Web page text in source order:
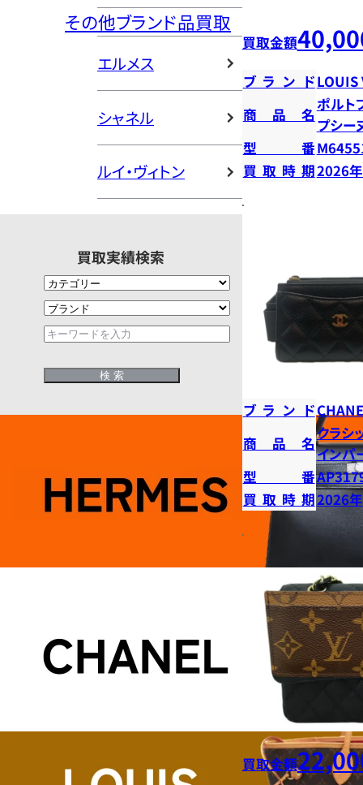
その他ブランド品買取
エルメス
シャネル
ルイ・ヴィトン
買取実績検索
買取金額
ブランドLOUIS
商品名
ポルト
プシー
型番
買取時期2026
ブランド
商品名
クラシ
インパ
型番
買取時期2026
買取金額